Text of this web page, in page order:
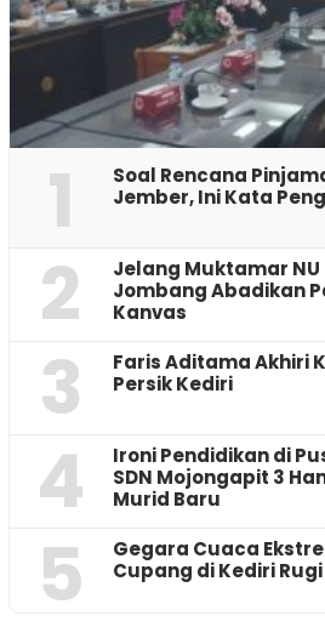
1
‎Soal Rencana
Jember, Ini Kata
2
Jelang Muktamar
Jombang Abadikan
Kanvas
3
Faris Aditama Akhiri
Persik Kediri
4
Ironi Pendidikan di
SDN Mojongapit 3
Murid Baru
5
‎Gegara Cuaca
Cupang di Kediri